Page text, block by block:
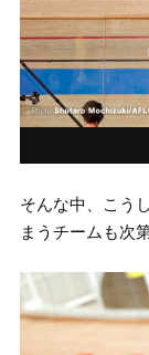
そんな中、こう
まうチームも次